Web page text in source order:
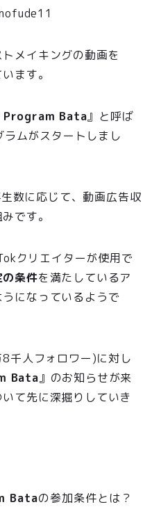
メイキングの動画を
ます。
Bata』と呼ば
ムがスタートしまし
数に応じて、動画広告収
です。
クリエイターが使用で
条件を満たしているア
になっているようで
千人フォロワー)に対し
Bata』のお知らせが来
て先に深掘りしていき
Bataの参加条件とは？